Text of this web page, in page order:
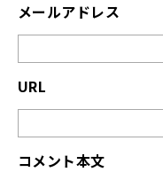
メールアドレス
URL
コメント本文